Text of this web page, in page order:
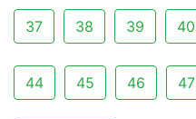
37 38 39 40
44 45 46 47